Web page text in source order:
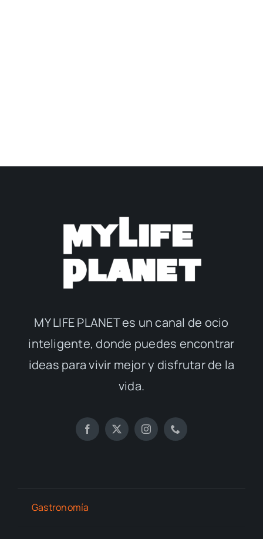
MY LIFE PLANET es un canal de ocio
inteligente, donde puedes encontrar
ideas para vivir mejor y disfrutar de la
vida.
Gastronomía